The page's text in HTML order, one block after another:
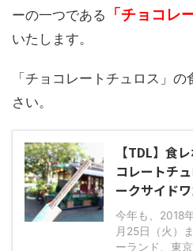
ーの一つである
「チョコレ
いたします。
「チョコレートチュロス」
さい。
【TDL】食
コレートチ
ークサイド
今年も、2018
月25日（火）
ーランド、東